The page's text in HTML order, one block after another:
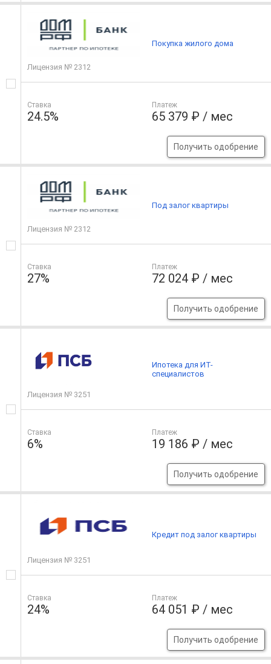
Лицензия № 2312
Ставка
24.5%
Платеж
65 379 ₽ / мес
Получить одобрение
Покупка жилого дома
Лицензия № 2312
Ставка
27%
Платеж
72 024 ₽ / мес
Получить одобрение
Под залог квартиры
Лицензия № 3251
Ставка
6%
Платеж
19 186 ₽ / мес
Получить одобрение
Ипотека для ИТ-
специалистов
Лицензия № 3251
Ставка
24%
Платеж
64 051 ₽ / мес
Получить одобрение
Кредит под залог квартиры